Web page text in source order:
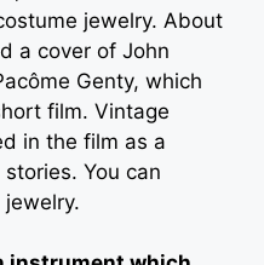
jewelry. About
a cover of John
Genty, which
film. Vintage
in the film as a
You can